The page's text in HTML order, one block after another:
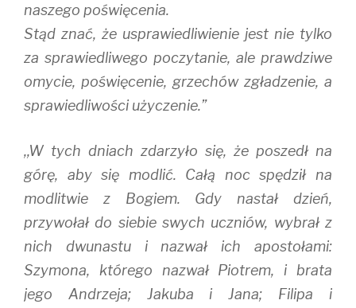
naszego poświęcenia.
Stąd znać, że usprawiedliwienie jest nie tylko
za sprawiedliwego poczytanie, ale prawdziwe
omycie, poświęcenie, grzechów zgładzenie, a
sprawiedliwości użyczenie.”
,,W tych dniach zdarzyło się, że poszedł na
górę, aby się modlić. Całą noc spędził na
modlitwie z Bogiem. Gdy nastał dzień,
przywołał do siebie swych uczniów, wybrał z
nich dwunastu i nazwał ich apostołami:
Szymona, którego nazwał Piotrem, i brata
jego Andrzeja; Jakuba i Jana; Filipa i